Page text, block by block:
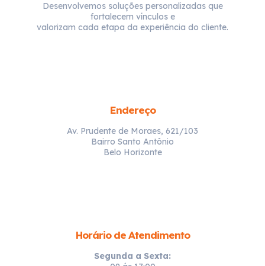
Desenvolvemos soluções personalizadas que
fortalecem vínculos e
valorizam cada etapa da experiência do cliente.
Endereço
Av. Prudente de Moraes, 621/103
Bairro Santo Antônio
Belo Horizonte
Horário de Atendimento
Segunda a Sexta: